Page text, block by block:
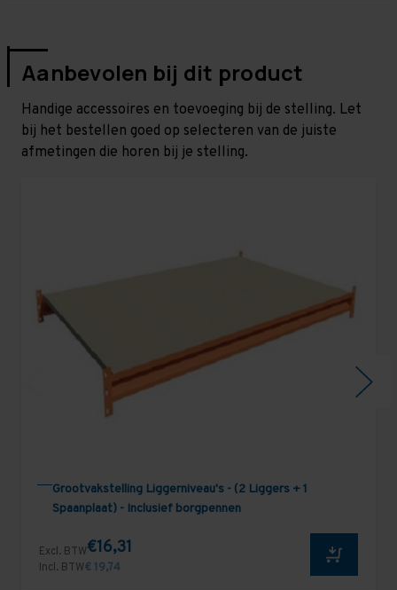
Aanbevolen bij dit product
Handige accessoires en toevoeging bij de stelling. Let
bij het bestellen goed op selecteren van de juiste
afmetingen die horen bij je stelling.
Grootvakstelling Liggerniveau's - (2 Liggers + 1
Spaanplaat) - Inclusief borgpennen
Excl. BTW€16,31
Incl. BTW€ 19,74